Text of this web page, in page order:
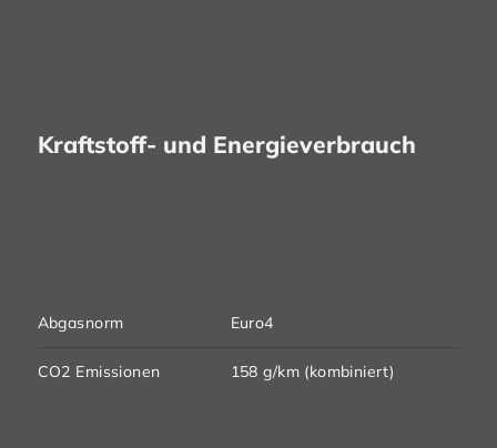
Kraftstoff- und Energieverbrauch
Abgasnorm Euro4
CO2 Emissionen 158 g/km (kombiniert)